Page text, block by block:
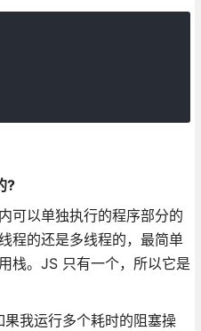
?
可以单独执行的程序部分的
程的还是多线程的，最简单
栈。JS 只有一个，所以它是
我运行多个耗时的阻塞操